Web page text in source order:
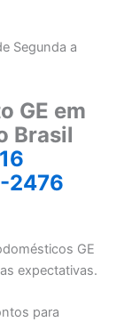
Segunda a
GE em
Brasil
2476
GE
expectativas.
para